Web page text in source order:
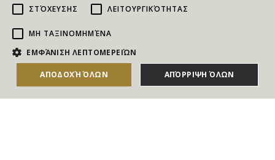
NEWSLETTER
Για να ενημερώνεστε άμεσα για τους Διαγωνισμούς, τα
Δώρα, τις Νέες Προσφορές & τις Νέες Δωροεπιταγές
ΣΤΌΧΕΥΣΗΣ ΛΕΙΤΟΥΡΓΙΚΌΤΗΤΑΣ
ΜΗ ΤΑΞΙΝΟΜΗΜΈΝΑ
ΕΜΦΆΝΙΣΗ ΛΕΠΤΟΜΕΡΕΙΏΝ
ΑΠΟΔΟΧΉ ΌΛΩΝ ΑΠΌΡΡΙΨΗ ΌΛΩΝ